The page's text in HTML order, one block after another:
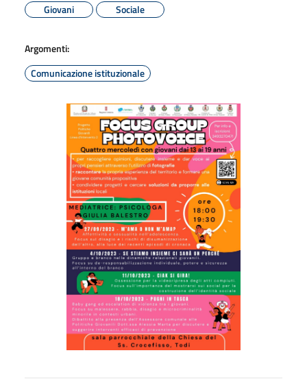
Giovani
Sociale
Argomenti:
Comunicazione istituzionale